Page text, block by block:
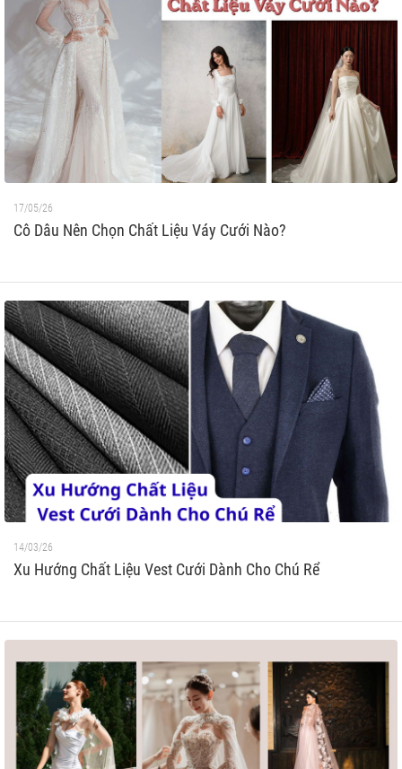
17/05/26
Cô Dâu Nên Chọn Chất Liệu Váy Cưới Nào?
14/03/26
Xu Hướng Chất Liệu Vest Cưới Dành Cho Chú Rể